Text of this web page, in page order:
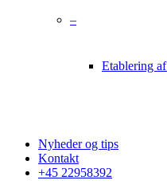
–
Etablering
Nyheder og tips
Kontakt
+45 22958392